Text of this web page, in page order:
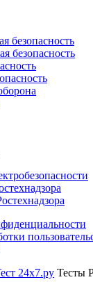
безопасность
безопасность
24х7.ру Тесты